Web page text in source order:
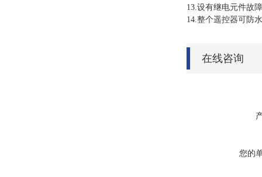
13.设有继电元件故
14.整个遥控器可防
在线咨询
您的